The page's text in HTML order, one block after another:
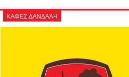
ΚΑΦΕΣ ΔΑΝΔΑΛΗ